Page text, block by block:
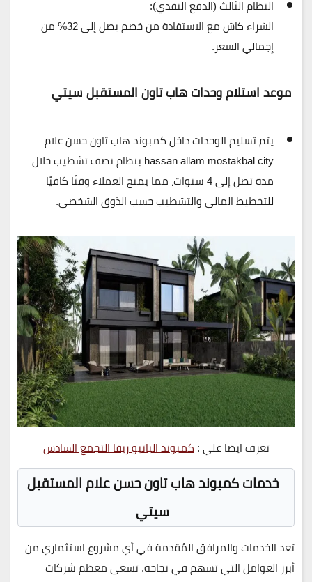
النظام الثالث (الدفع النقدي):
الشراءكاشمع الاستفادة منخصم يصل إلى 32%
من
إجمالي السعر.
موعد استلام وحدات هاب تاون المستقبل سيتي
يتم تسليم الوحدات داخل كمبوند هاب تاون حسن علام
hassan allam mostakbal city بنظامنصف تشطيبخلال
مدة تصل إلى4 سنوات
، مما يمنح العملاء وقتًا كافيًا
للتخطيط المالي والتشطيب حسب الذوق الشخصي.
تعرف ايضا علي :كمبوند الباتيو ريفا التجمع السادس
خدمات كمبوند هاب تاون حسن علام المستقبل
سيتي
تعد الخدمات والمرافق المُقدمة في أي مشروع استثماري من
أبرز العوامل التي تسهم في نجاحه. تسعى معظم شركات